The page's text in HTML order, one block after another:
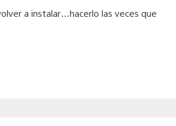
a instalar…hacerlo las veces que